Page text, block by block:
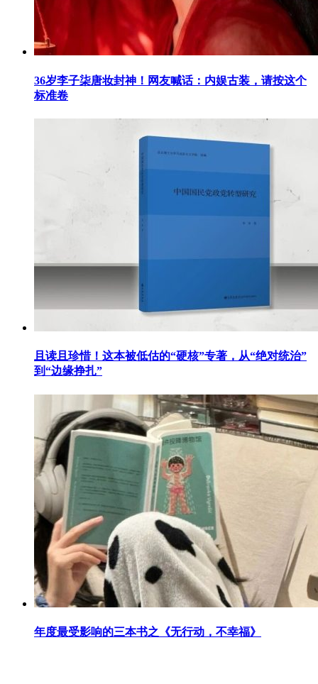
36岁李子柒唐妆封神！网友喊话：内娱古装，请按这个
标准卷
且读且珍惜！这本被低估的“硬核”专著，从“绝对统治”
到“边缘挣扎”
年度最受影响的三本书之《无行动，不幸福》